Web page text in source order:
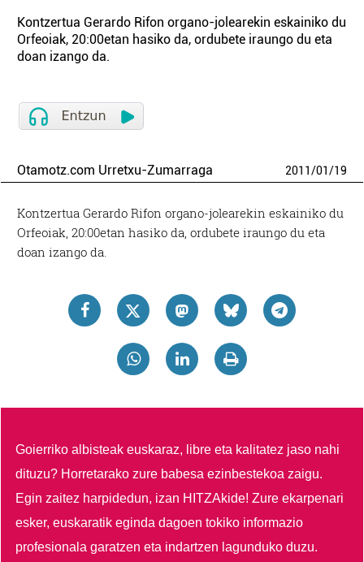
Kontzertua Gerardo Rifon organo-jolearekin eskainiko du
Orfeoiak, 20:00etan hasiko da, ordubete iraungo du eta
doan izango da.
Otamotz.com Urretxu-Zumarraga 2011/01/19
Kontzertua Gerardo Rifon organo-jolearekin eskainiko du
Orfeoiak, 20:00etan hasiko da, ordubete iraungo du eta
doan izango da.
Goierriko albisteak euskaraz, libre eta kalitatez jaso nahi
dituzu? Horretarako zure babesa ezinbestekoa zaigu.
Egin zaitez harpidedun, izan HITZAkide!Zure ekarpenari
esker, euskaratik eginda dagoen tokiko informazio
profesionala garatzen eta indartzen lagunduko duzu.